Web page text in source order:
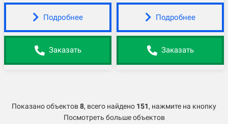
Подробнее
Заказать
Подробнее
Заказать
Показано объектов8, всего найдено 151, нажмите на кнопку
Посмотреть больше объектов